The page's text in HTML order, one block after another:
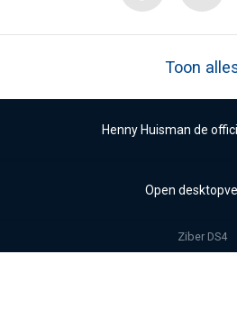
Toon
Henny Huisman de
Open
Ziber DS4